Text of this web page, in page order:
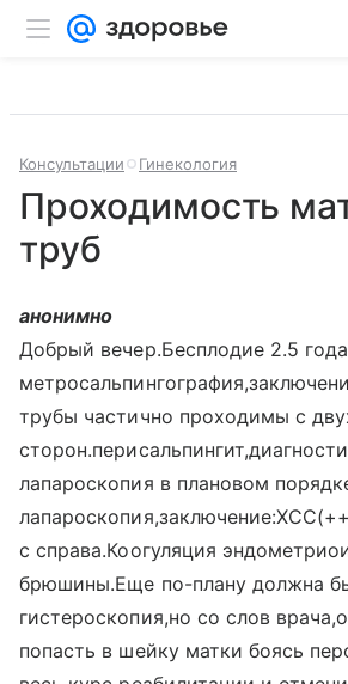
Консультации Гинекология
Проходимость
труб
анонимно
Добрый вечер.Бесплодие 2.5
трубы частично проходимы с
лапароскопия в плановом
с справа.Коогуляция
брюшины.Еще по-плану должна
гистероскопия,но со слов
попасть в шейку матки боясь